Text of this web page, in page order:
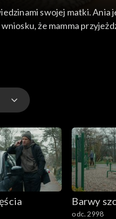
swojej matki. Ania
że mamma
czuje się nieszczęśliwa.
Barwy
odc. 2998